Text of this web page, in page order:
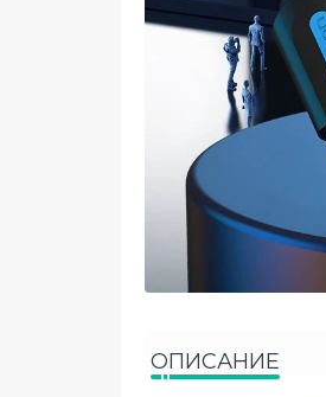
ОПИСАНИЕ